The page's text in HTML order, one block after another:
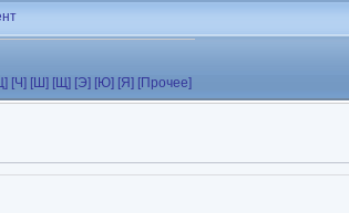
[Ч] [Ш] [Щ] [Э] [Ю] [Я] [Прочее]